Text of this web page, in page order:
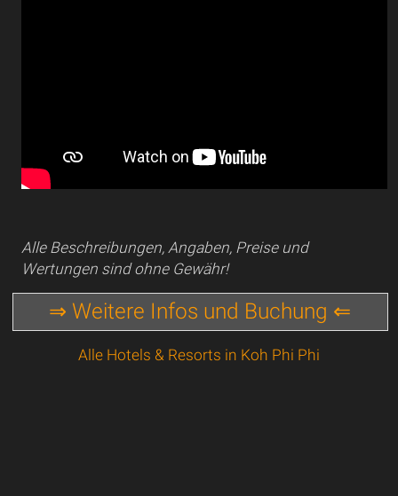
Alle Beschreibungen, Angaben, Preise und
Wertungen sind ohne Gewähr!
⇒ Weitere Infos und Buchung ⇐
Alle Hotels & Resorts in Koh Phi Phi